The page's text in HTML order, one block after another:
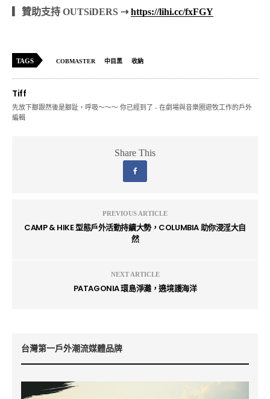
▎贊助支持 OUTSiDERS ⇢https://lihi.cc/fxFGY
TAGS COBMASTER 中目黑 收納
Tiff
先放下腳跟然後是腳趾，呼吸～～～ 你已經到了 - 在劇場與音樂圈遊牧工作的戶外
編輯
Share This
PREVIOUS ARTICLE
CAMP & HIKE 型態戶外活動持續大勢，COLUMBIA 助你浸淫大自
然
NEXT ARTICLE
PATAGONIA 環島淨灘，遶境護海洋
台灣第一戶外潮流媒體品牌